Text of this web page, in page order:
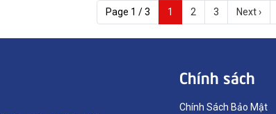
Page 1 / 3 1 2 3 Next ›
Chính sách
Chính Sách Bảo Mật